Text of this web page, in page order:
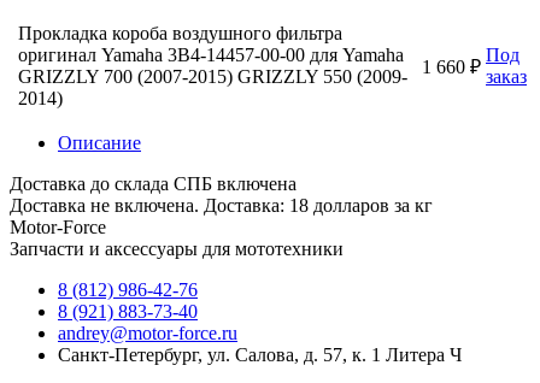
Прокладка короба воздушного фильтра
оригинал Yamaha 3B4-14457-00-00 для Yamaha
GRIZZLY 700 (2007-2015) GRIZZLY 550 (2009-
2014)
1 660 ₽
Под
заказ
Описание
Доставка до склада СПБ включена
Доставка не включена. Доставка: 18 долларов за кг
Motor-Force
Запчасти и аксессуары для мототехники
8 (812) 986-42-76
8 (921) 883-73-40
andrey@motor-force.ru
Санкт-Петербург, ул. Салова, д. 57, к. 1 Литера Ч